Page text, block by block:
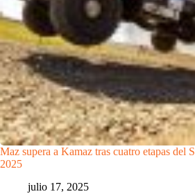
Maz supera a Kamaz tras cuatro etapas del
2025
julio 17, 2025